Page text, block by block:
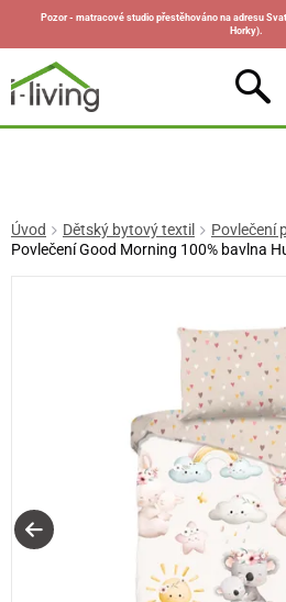
Pozor - matracové studio přestěhováno na adresu
Horky).
Úvod Dětský bytový textil
Povlečení
Povlečení Good Morning 100% bavlna